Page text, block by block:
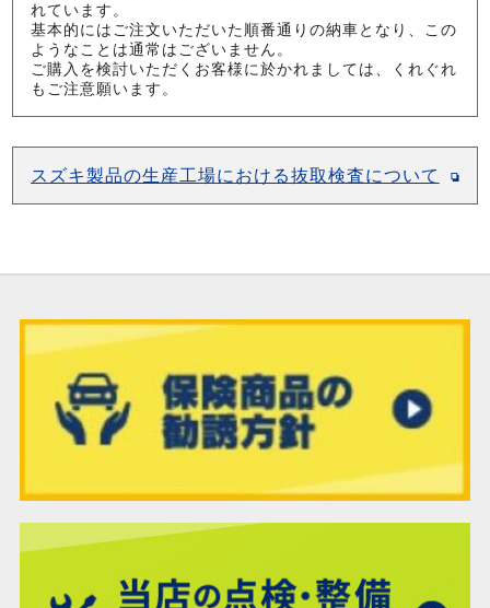
れています。
基本的にはご注文いただいた順番通りの納車となり、この
ようなことは通常はございません。
ご購入を検討いただくお客様に於かれましては、くれぐれ
もご注意願います。
スズキ製品の生産工場における抜取検査について